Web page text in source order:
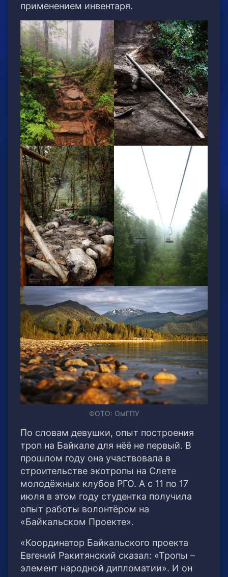
применением инвентаря.
ФОТО: ОмГПУ
По словам девушки, опыт построения
троп на Байкале для нёё не первый. В
прошлом году она участвовала в
строительстве экотропы на Слете
молодёжных клубов РГО. А с 11 по 17
июля в этом году студентка получила
опыт работы волонтёром на
«Байкальском Проекте».
«Координатор Байкальского проекта
Евгений Ракитянский сказал: «Тропы –
элемент народной дипломатии». И он